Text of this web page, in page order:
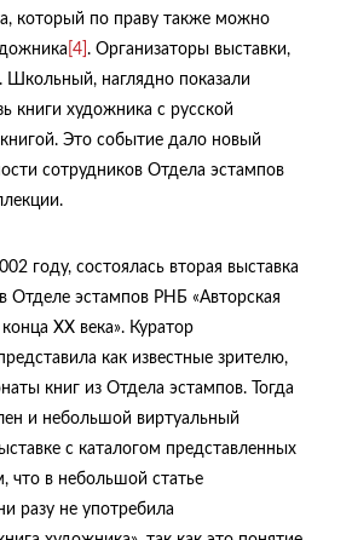
который по праву также можно
[4] . Организаторы выставки,
наглядно показали
книги художника с русской
Это событие дало новый
сотрудников Отдела эстампов
году, состоялась вторая выставка
Отделе эстампов РНБ «Авторская
ХХ века». Куратор
как известные зрителю,
книг из Отдела эстампов. Тогда
и небольшой виртуальный
с каталогом представленных
что в небольшой статье
разу не употребила